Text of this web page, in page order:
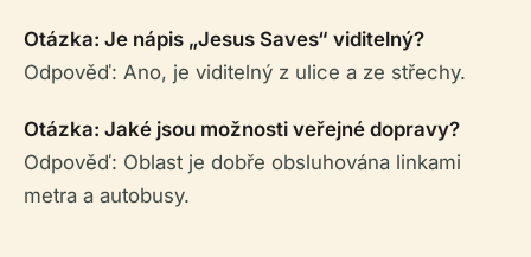
Otázka: Je nápis „Jesus Saves“ viditelný?
Odpověď: Ano, je viditelný z ulice a ze střechy.
Otázka: Jaké jsou možnosti veřejné dopravy?
Odpověď: Oblast je dobře obsluhována linkami
metra a autobusy.